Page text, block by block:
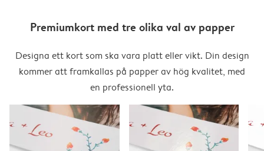
Premiumkort med tre olika val av papper
Designa ett kort som ska vara platt eller vikt. Din design
kommer att framkallas på papper av hög kvalitet, med
en professionell yta.